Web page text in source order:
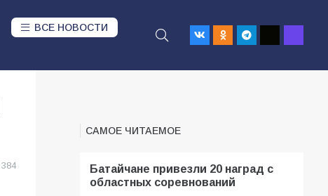
ВСЕ НОВОСТИ
384
САМОЕ ЧИТАЕМОЕ
Батайчане привезли 20 наград с
областных соревнований